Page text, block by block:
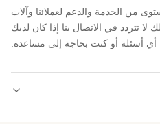
من الخدمة والدعم لعملائنا وآلات
تتردد في الاتصال بنا إذا كان لديك
أي أسئلة أو كنت بحاجة إلى مساعدة.